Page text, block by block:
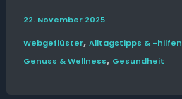
22. November 2025
Web­­geflüster, Alltags­tipps & -hilfen
Genuss & Wellness, Gesund­heit